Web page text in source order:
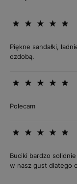
Piękne sandałki,
ozdobą.
Polecam
Buciki bardzo
w nasz gust dlatego